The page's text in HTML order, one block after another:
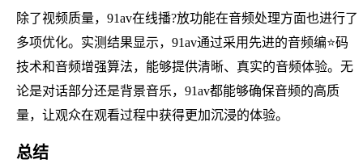
除了视频质量，91av在线播?放功能在音频处理方面也进行了
多项优化。实测结果显示，91av通过采用先进的音频编⭐码
技术和音频增强算法，能够提供清晰、真实的音频体验。无
论是对话部分还是背景音乐，91av都能够确保音频的高质
量，让观众在观看过程中获得更加沉浸的体验。
总结